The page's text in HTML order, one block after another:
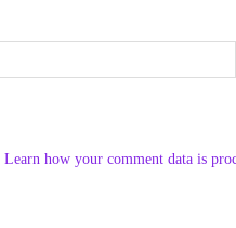
Learn how your comment data is